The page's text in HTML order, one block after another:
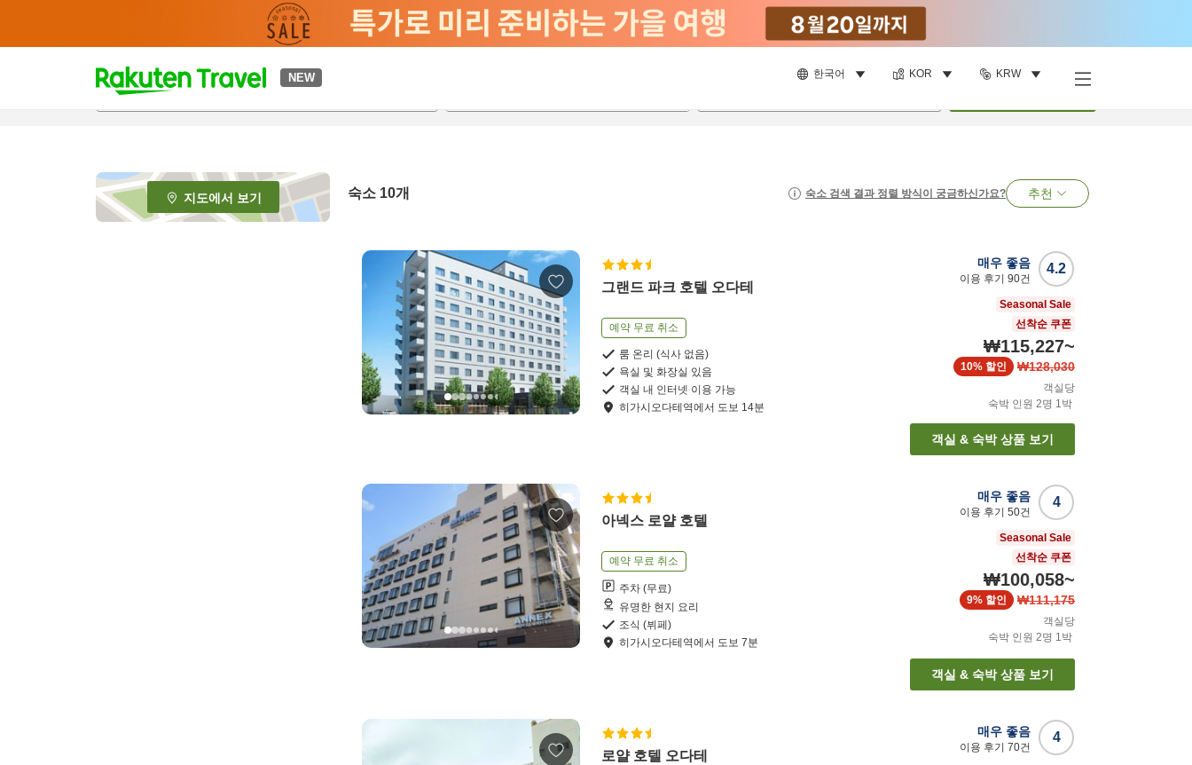
NEW 한국어 KOR KRW
t
p
e
_
s
지도에서 보기 숙소 10개 숙소 검색 결과 정렬 방식이 궁금하신가요? 추천
그랜드 파크 호텔 오다테
예약 무료 취소
룸 온리 (식사 없음)
욕실 및 화장실 있음
객실 내 인터넷 이용 가능
히가시오다테역에서 도보 14분
4.2
매우 좋음
이용 후기 90건
Seasonal Sale
선착순 쿠폰
₩115,227~
₩128,030
10% 할인
객실당
숙박 인원 2명 1박
객실 & 숙박 상품 보기
아넥스 로얄 호텔
예약 무료 취소
주차 (무료)
유명한 현지 요리
조식 (뷔페)
히가시오다테역에서 도보 7분
4
매우 좋음
이용 후기 50건
Seasonal Sale
선착순 쿠폰
₩100,058~
₩111,175
9% 할인
객실당
숙박 인원 2명 1박
객실 & 숙박 상품 보기
로얄 호텔 오다테
4
매우 좋음
이용 후기 70건